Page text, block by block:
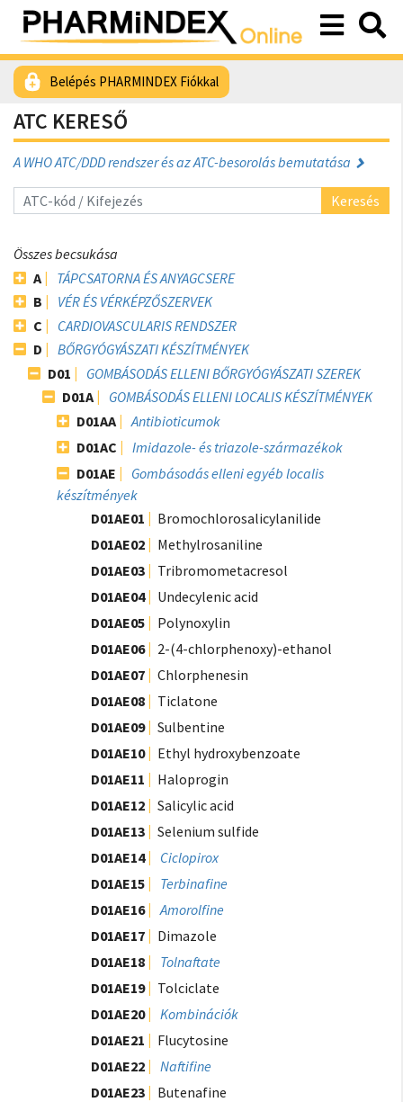
Belépés PHARMINDEX Fiókkal
ATC KERESŐ
A WHO ATC/DDD rendszer és az ATC-besorolás bemutatása
Keresés
Összes becsukása
A
TÁPCSATORNA ÉS ANYAGCSERE
B
VÉR ÉS VÉRKÉPZŐSZERVEK
C
CARDIOVASCULARIS RENDSZER
D
BŐRGYÓGYÁSZATI KÉSZÍTMÉNYEK
D01
GOMBÁSODÁS ELLENI BŐRGYÓGYÁSZATI SZEREK
D01A
GOMBÁSODÁS ELLENI LOCALIS KÉSZÍTMÉNYEK
D01AA
Antibioticumok
D01AC
Imidazole- és triazole-származékok
D01AE
Gombásodás elleni egyéb localis
készítmények
D01AE01
Bromochlorosalicylanilide
D01AE02
Methylrosaniline
D01AE03
Tribromometacresol
D01AE04
Undecylenic acid
D01AE05
Polynoxylin
D01AE06
2-(4-chlorphenoxy)-ethanol
D01AE07
Chlorphenesin
D01AE08
Ticlatone
D01AE09
Sulbentine
D01AE10
Ethyl hydroxybenzoate
D01AE11
Haloprogin
D01AE12
Salicylic acid
D01AE13
Selenium sulfide
D01AE14
Ciclopirox
D01AE15
Terbinafine
D01AE16
Amorolfine
D01AE17
Dimazole
D01AE18
Tolnaftate
D01AE19
Tolciclate
D01AE20
Kombinációk
D01AE21
Flucytosine
D01AE22
Naftifine
D01AE23
Butenafine